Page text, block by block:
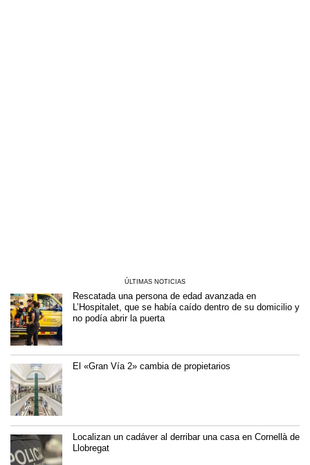
ÚLTIMAS NOTICIAS
Rescatada una persona de edad avanzada en
L’Hospitalet, que se había caído dentro de su domicilio y
no podía abrir la puerta
El «Gran Vía 2» cambia de propietarios
Localizan un cadáver al derribar una casa en Cornellà de
Llobregat